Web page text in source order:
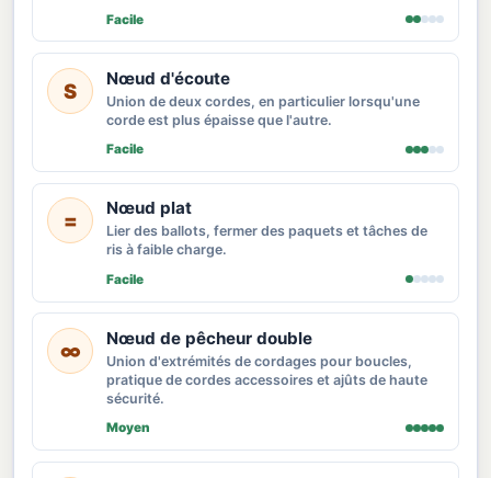
Facile
S
Nœud d'écoute
Union de deux cordes, en particulier lorsqu'une
corde est plus épaisse que l'autre.
Facile
=
Nœud plat
Lier des ballots, fermer des paquets et tâches de
ris à faible charge.
Facile
∞
Nœud de pêcheur double
Union d'extrémités de cordages pour boucles,
pratique de cordes accessoires et ajûts de haute
sécurité.
Moyen